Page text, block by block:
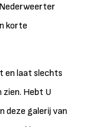
korte
en laat slechts
zien. Hebt U
deze galerij van